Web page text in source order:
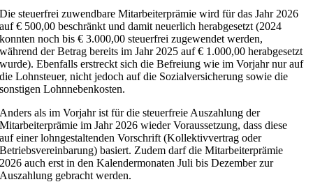
Die steuerfrei zuwendbare Mitarbeiterprämie wird für das Jahr 2026
auf € 500,00 beschränkt und damit neuerlich herabgesetzt (2024
konnten noch bis € 3.000,00 steuerfrei zugewendet werden,
während der Betrag bereits im Jahr 2025 auf € 1.000,00 herabgesetzt
wurde). Ebenfalls erstreckt sich die Befreiung wie im Vorjahr nur auf
die Lohnsteuer, nicht jedoch auf die Sozialversicherung sowie die
sonstigen Lohnnebenkosten.
Anders als im Vorjahr ist für die steuerfreie Auszahlung der
Mitarbeiterprämie im Jahr 2026 wieder Voraussetzung, dass diese
auf einer lohngestaltenden Vorschrift (Kollektivvertrag oder
Betriebsvereinbarung) basiert. Zudem darf die Mitarbeiterprämie
2026 auch erst in den Kalendermonaten Juli bis Dezember zur
Auszahlung gebracht werden.